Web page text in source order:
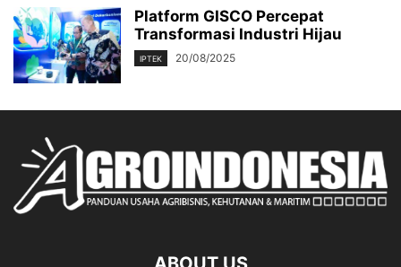
Platform GISCO Percepat
Transformasi Industri Hijau
IPTEK 20/08/2025